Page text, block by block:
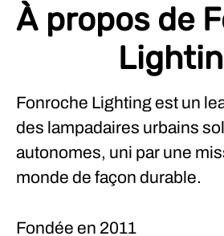
À propos de
Fonroche Lighting est un
des lampadaires urbains
autonomes, uni par une
monde de façon durable.
Fondée en 2011